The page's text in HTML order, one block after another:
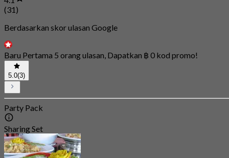
(31)
Berdasarkan skor ulasan Google
Baru Pertama 5 orang ulasan, Dapatkan ฿ 0 kod promo!
5.0(3)
Party Pack
Sharing Set